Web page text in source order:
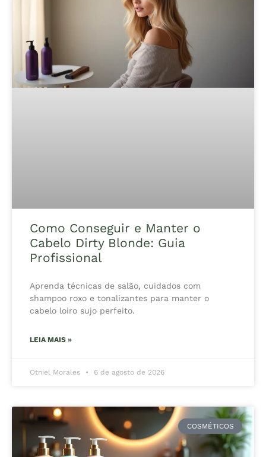
Como Conseguir e Manter o
Cabelo Dirty Blonde: Guia
Profissional
Aprenda técnicas de salão, cuidados com
shampoo roxo e tonalizantes para manter o
cabelo loiro sujo perfeito.
LEIA MAIS »
Otniel Morales 6 de agosto de 2026
COSMÉTICOS